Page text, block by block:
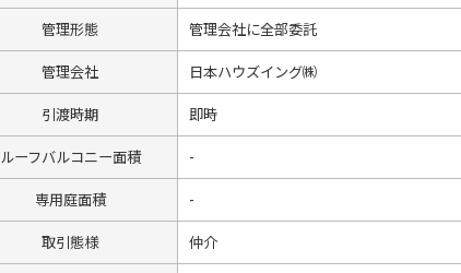
管理形態 管理会社に全部委託
管理会社 日本ハウズイング㈱
引渡時期 即時
ルーフバルコニー面積 -
専用庭面積 -
取引態様 仲介